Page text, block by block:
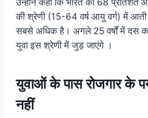
उन्होंने कहा कि भारत की 68 प्रतिशत
की श्रेणी (15-64 वर्ष आयु वर्ग) में आती
सबसे अधिक है। अगले 25 वर्षों में दस
युवा इस श्रेणी में जुड़ जाएंगे ।
युवाओं के पास रोजगार के
नहीं